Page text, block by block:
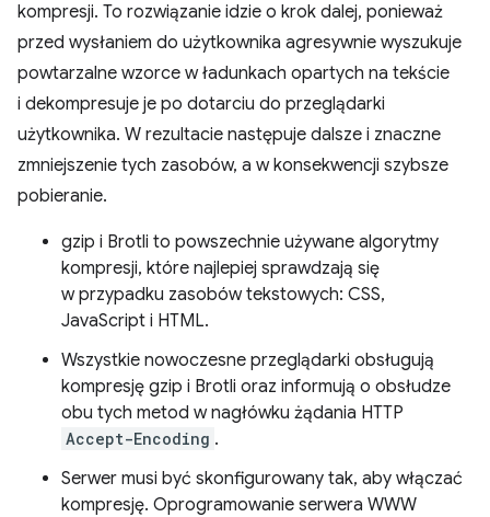
kompresji. To rozwiązanie idzie o krok dalej, ponieważ
przed wysłaniem do użytkownika agresywnie wyszukuje
powtarzalne wzorce w ładunkach opartych na tekście
i dekompresuje je po dotarciu do przeglądarki
użytkownika. W rezultacie następuje dalsze i znaczne
zmniejszenie tych zasobów, a w konsekwencji szybsze
pobieranie.
gzip i Brotli to powszechnie używane algorytmy
kompresji, które najlepiej sprawdzają się
w przypadku zasobów tekstowych: CSS,
JavaScript i HTML.
Wszystkie nowoczesne przeglądarki obsługują
kompresję gzip i Brotli oraz informują o obsłudze
obu tych metod w nagłówku żądania HTTP
Accept-Encoding .
Serwer musi być skonfigurowany tak, aby włączać
kompresję. Oprogramowanie serwera WWW